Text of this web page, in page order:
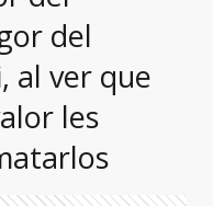
del
al ver que
les